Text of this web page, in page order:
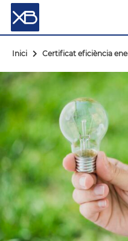
Inici Certificat eficiència